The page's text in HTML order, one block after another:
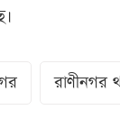
রাণীনগর